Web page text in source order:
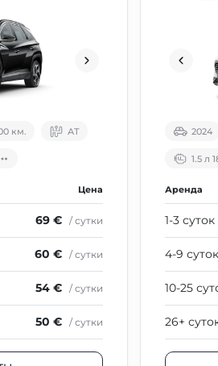
км. АТ
Цена
69 € / сутки
60 € / сутки
54 € / сутки
50 € / сутки
2024
1.5 л
Аренда
1-3 суток
4-9 суток
10-25
26+